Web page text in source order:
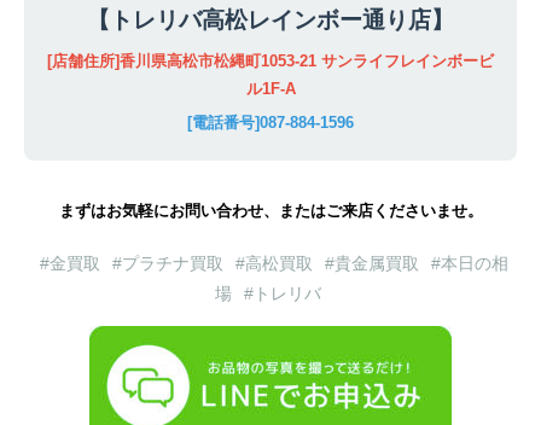
【トレリバ高松レインボー通り店】
[店舗住所]香川県高松市松縄町1053-21 サンライフレインボービ
ル1F-A
[電話番号]087-884-1596
まずはお気軽にお問い合わせ、またはご来店くださいませ。
#金買取 #プラチナ買取 #高松買取 #貴金属買取
#本日の相
場
#トレリバ